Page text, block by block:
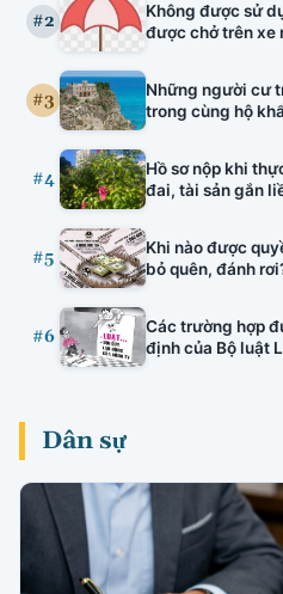
tuyên truyền viên
thành trong
#2
Không được sử
được chở trên xe
#3
Những người cư
trong cùng hộ
#4
Hồ sơ nộp khi
đai, tài sản gắn
#5
Khi nào được
bỏ quên, đánh
#6
Các trường hợp
định của Bộ luật
Dân sự